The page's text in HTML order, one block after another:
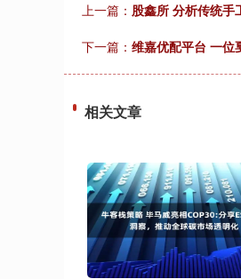
上一篇： 股鑫所 分析传统手
下一篇： 维嘉优配平台 一位
相关文章